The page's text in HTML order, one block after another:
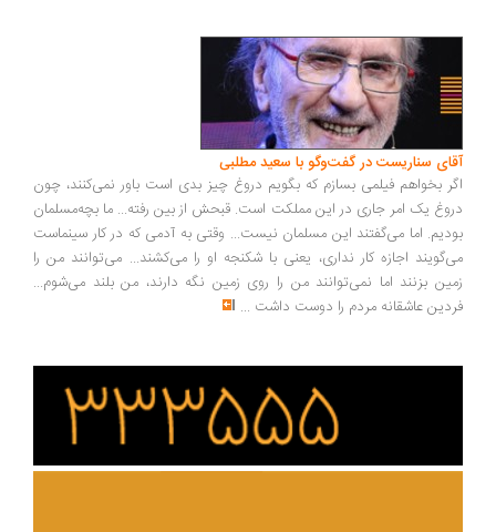
سناریست در گفت‌وگو با سعید مطلبی
بخواهم فیلمی بسازم که بگویم دروغ چیز بدی است باور نمی‌کنند، چون
یک امر جاری در این مملکت است. قبحش از بین رفته... ما بچه‌مسلمان
اما می‌گفتند این مسلمان نیست... وقتی به آدمی که در کار سینماست
اجازه کار نداری، یعنی با شکنجه او را می‌کشند... می‌توانند من را
بزنند اما نمی‌توانند من را روی زمین نگه دارند، من بلند می‌شوم...
عاشقانه مردم را دوست داشت ...